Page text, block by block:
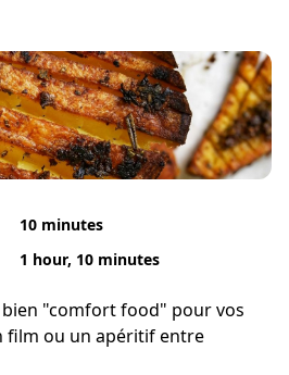
10 minutes
1 hour, 10 minutes
"comfort food" pour vos
film ou un apéritif entre